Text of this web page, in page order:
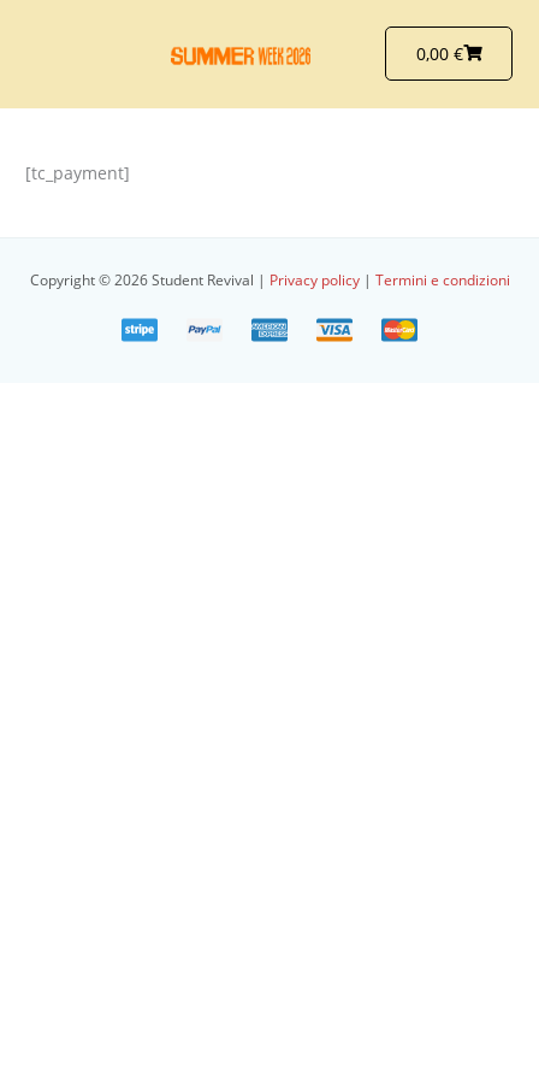
0,00 €Carrello
[tc_payment]
Copyright © 2026 Student Revival | Privacy policy | Termini e condizioni